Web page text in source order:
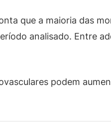
que a maioria das
analisado. Entre
podem